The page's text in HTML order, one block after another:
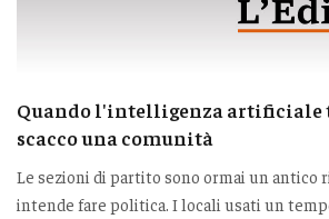
Quando l'intelligenza artificiale
scacco una comunità
Le sezioni di partito sono ormai un antico
intende fare politica. I locali usati un